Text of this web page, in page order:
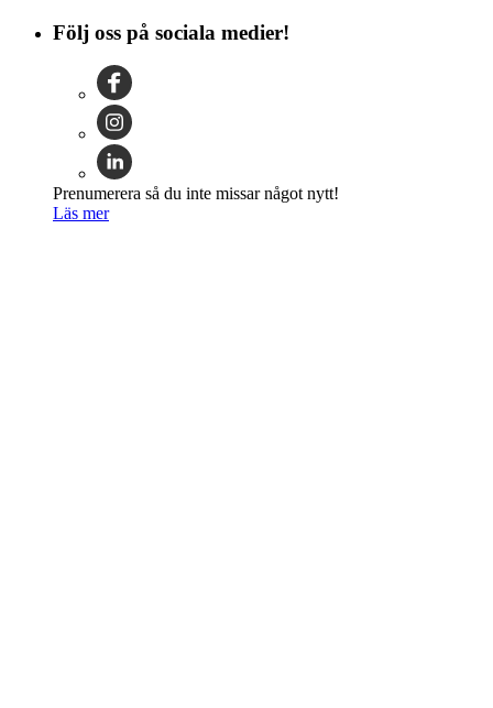
Följ oss på sociala medier!
Prenumerera så du inte missar något nytt!
Läs mer